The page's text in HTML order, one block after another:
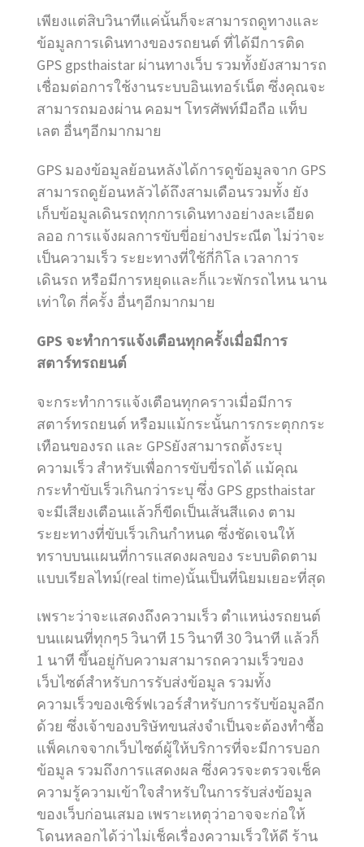
เพียงแต่สิบวินาทีแค่นั้นก็จะสามารถดูทางและ
ข้อมูลการเดินทางของรถยนต์ ที่ได้มีการติด
GPS gpsthaistar ผ่านทางเว็บ รวมทั้งยังสามารถ
เชื่อมต่อการใช้งานระบบอินเทอร์เน็ต ซึ่งคุณจะ
สามารถมองผ่าน คอมฯ โทรศัพท์มือถือ แท็บ
เลต อื่นๆอีกมากมาย
GPS มองข้อมูลย้อนหลังได้การดูข้อมูลจาก GPS
สามารถดูย้อนหลัวได้ถึงสามเดือนรวมทั้ง ยัง
เก็บข้อมูลเดินรถทุกการเดินทางอย่างละเอียด
ลออ การแจ้งผลการขับขี่อย่างประณีต ไม่ว่าจะ
เป็นความเร็ว ระยะทางที่ใช้กี่กิโล เวลาการ
เดินรถ หรือมีการหยุดและก็แวะพักรถไหน นาน
เท่าใด กี่ครั้ง อื่นๆอีกมากมาย
GPS จะทำการแจ้งเตือนทุกครั้งเมื่อมีการ
สตาร์ทรถยนต์
จะกระทำการแจ้งเตือนทุกคราวเมื่อมีการ
สตาร์ทรถยนต์ หรือมแม้กระนั้นการกระตุกกระ
เทือนของรถ และ GPSยังสามารถตั้งระบุ
ความเร็ว สำหรับเพื่อการขับขี่รถได้ แม้คุณ
กระทำขับเร็วเกินกว่าระบุ ซึ่ง GPS gpsthaistar
จะมีเสียงเตือนแล้วก็ขีดเป็นเส้นสีแดง ตาม
ระยะทางที่ขับเร็วเกินกำหนด ซึ่งชัดเจนให้
ทราบบนแผนที่การแสดงผลของ ระบบติดตาม
แบบเรียลไทม์(real time)นั้นเป็นที่นิยมเยอะที่สุด
เพราะว่าจะแสดงถึงความเร็ว ตำแหน่งรถยนต์
บนแผนที่ทุกๆ5 วินาที 15 วินาที 30 วินาที แล้วก็
1 นาที ขึ้นอยู่กับความสามารถความเร็วของ
เว็บไซต์สำหรับการรับส่งข้อมูล รวมทั้ง
ความเร็วของเซิร์ฟเวอร์สำหรับการรับข้อมูลอีก
ด้วย ซึ่งเจ้าของบริษัทขนส่งจำเป็นจะต้องทำซื้อ
แพ็คเกจจากเว็บไซต์ผู้ให้บริการที่จะมีการบอก
ข้อมูล รวมถึงการแสดงผล ซึ่งควรจะตรวจเช็ค
ความรู้ความเข้าใจสำหรับในการรับส่งข้อมูล
ของเว็บก่อนเสมอ เพราะเหตุว่าอาจจะก่อให้
โดนหลอกได้ว่าไม่เช็คเรื่องความเร็วให้ดี ร้าน